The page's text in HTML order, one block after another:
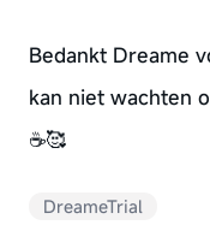
Bedankt Dreame
kan niet wachten
☕🥰
DreameTrial